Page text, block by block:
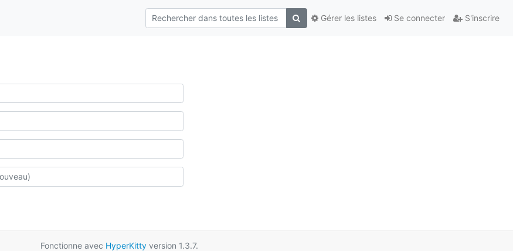
Se connecter S'inscrire
Gérer les listes
Fonctionne avec HyperKittyversion 1.3.7.